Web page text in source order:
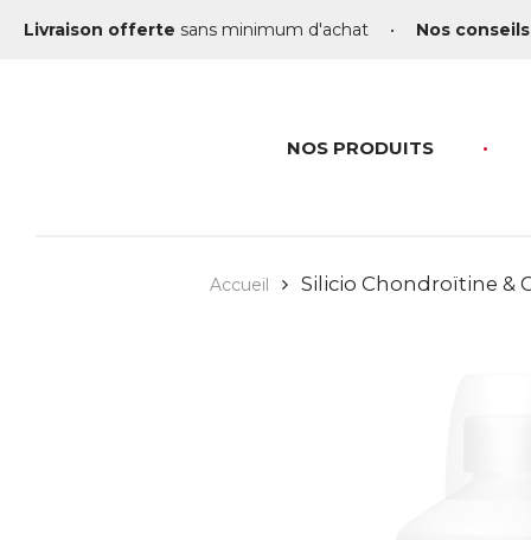
Livraison offerte sans minimum d'achat • Nos
NOS PRODUITS
Accueil Silicio Chondroïtine &